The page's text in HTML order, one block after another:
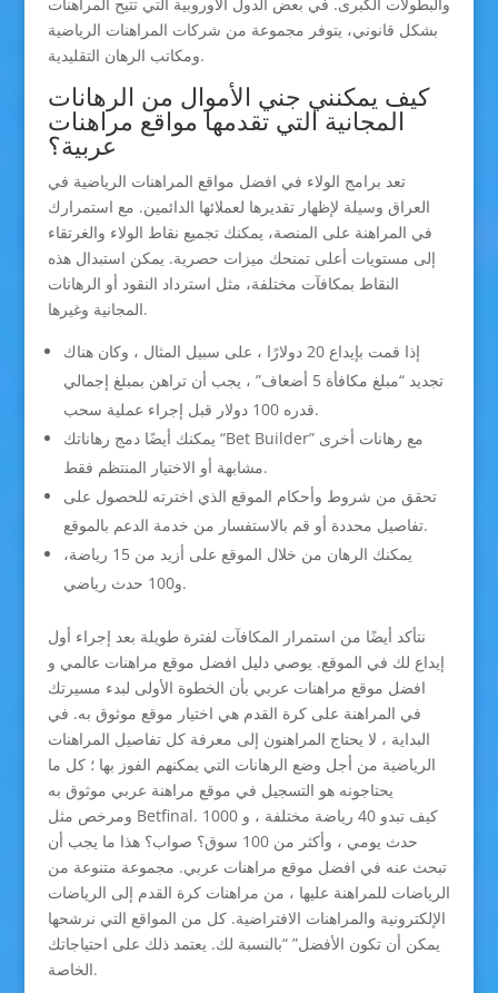
بشكل قانوني، يتوفر مجموعة من شركات المراهنات الرياضية
ومكاتب الرهان التقليدية.
كيف يمكنني جني الأموال من الرهانات
المجانية التي تقدمها مواقع مراهنات
عربية؟
تعد برامج الولاء في افضل مواقع المراهنات الرياضية في
العراق وسيلة لإظهار تقديرها لعملائها الدائمين. مع استمرارك
في المراهنة على المنصة، يمكنك تجميع نقاط الولاء والغرتقاء
إلى مستويات أعلى تمنحك ميزات حصرية. يمكن استبدال هذه
النقاط بمكافآت مختلفة، مثل استرداد النقود أو الرهانات
المجانية وغيرها.
إذا قمت بإيداع 20 دولارًا ، على سبيل المثال ، وكان هناك
تجديد “مبلغ مكافأة 5 أضعاف” ، يجب أن تراهن بمبلغ إجمالي
قدره 100 دولار قبل إجراء عملية سحب.
يمكنك أيضًا دمج رهاناتك “Bet Builder” مع رهانات أخرى
مشابهة أو الاختيار المنتظم فقط.
تحقق من شروط وأحكام الموقع الذي اخترته للحصول على
تفاصيل محددة أو قم بالاستفسار من خدمة الدعم بالموقع.
يمكنك الرهان من خلال الموقع على أزيد من 15 رياضة،
و100 حدث رياضي.
نتأكد أيضًا من استمرار المكافآت لفترة طويلة بعد إجراء أول
إيداع لك في الموقع. يوصي دليل افضل موقع مراهنات عالمي و
افضل موقع مراهنات عربي بأن الخطوة الأولى لبدء مسيرتك
في المراهنة على كرة القدم هي اختيار موقع موثوق به. في
البداية ، لا يحتاج المراهنون إلى معرفة كل تفاصيل المراهنات
الرياضية من أجل وضع الرهانات التي يمكنهم الفوز بها ؛ كل ما
يحتاجونه هو التسجيل في موقع مراهنة عربي موثوق به
ومرخص مثل Betfinal. كيف تبدو 40 رياضة مختلفة ، و 1000
حدث يومي ، وأكثر من 100 سوق؟ صواب؟ هذا ما يجب أن
تبحث عنه في افضل موقع مراهنات عربي. مجموعة متنوعة من
الرياضات للمراهنة عليها ، من مراهنات كرة القدم إلى الرياضات
الإلكترونية والمراهنات الافتراضية. كل من المواقع التي نرشحها
يمكن أن تكون الأفضل” “بالنسبة لك. يعتمد ذلك على احتياجاتك
الخاصة.